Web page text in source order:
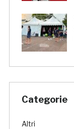
Categorie
Altri